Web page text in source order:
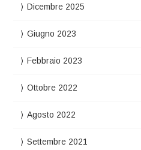
Dicembre 2025
Giugno 2023
Febbraio 2023
Ottobre 2022
Agosto 2022
Settembre 2021